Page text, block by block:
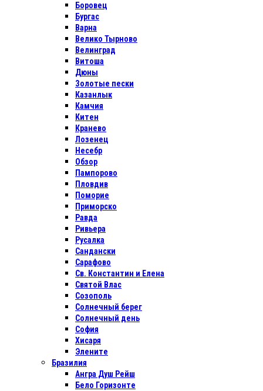
Боровец
Бургас
Варна
Велико Тырново
Велинград
Витоша
Дюны
Золотые пески
Казанлык
Камчия
Китен
Кранево
Лозенец
Несебр
Обзор
Пампорово
Пловдив
Поморие
Приморско
Равда
Ривьера
Русалка
Сандански
Сарафово
Св. Константин и Елена
Святой Влас
Созополь
Солнечный берег
Солнечный день
София
Хисаря
Элените
Бразилия
Ангра Душ Рейш
Бело Горизонте